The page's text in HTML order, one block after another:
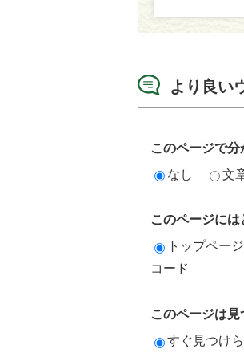
より良い
このページで
なし
文
このページに
トップペー
コード
このページは
すぐ見つけ